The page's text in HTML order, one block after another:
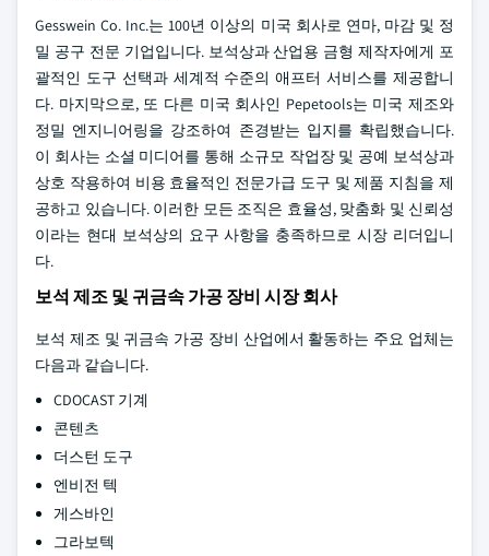
Gesswein Co. Inc.는 100년 이상의 미국 회사로 연마, 마감 및 정
밀 공구 전문 기업입니다. 보석상과 산업용 금형 제작자에게 포
괄적인 도구 선택과 세계적 수준의 애프터 서비스를 제공합니
다. 마지막으로, 또 다른 미국 회사인 Pepetools는 미국 제조와
정밀 엔지니어링을 강조하여 존경받는 입지를 확립했습니다.
이 회사는 소셜 미디어를 통해 소규모 작업장 및 공예 보석상과
상호 작용하여 비용 효율적인 전문가급 도구 및 제품 지침을 제
공하고 있습니다. 이러한 모든 조직은 효율성, 맞춤화 및 신뢰성
이라는 현대 보석상의 요구 사항을 충족하므로 시장 리더입니
다.
보석 제조 및 귀금속 가공 장비 시장 회사
보석 제조 및 귀금속 가공 장비 산업에서 활동하는 주요 업체는
다음과 같습니다.
CDOCAST 기계
콘텐츠
더스턴 도구
엔비전 텍
게스바인
그라보텍